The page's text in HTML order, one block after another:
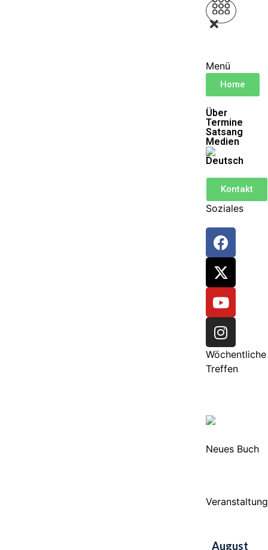
Menü
Home
Über
Termine
Satsang
Medien
Kontakt
Soziales
Wöchentliche
Treffen
Neues Buch